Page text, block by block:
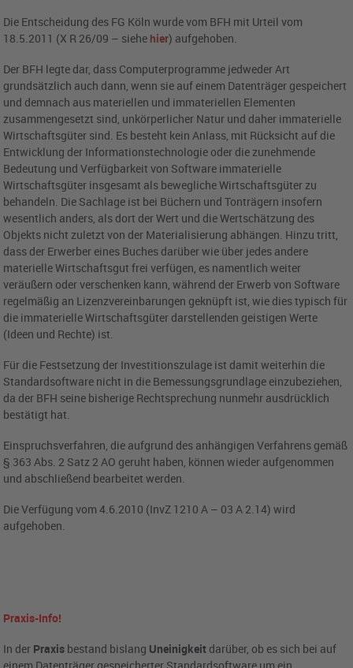
Die Entscheidung des FG Köln wurde vom BFH mit Urteil vom
18.5.2011 (X R 26/09 – siehe hier) aufgehoben.
Der BFH legte dar, dass Computerprogramme jedweder Art
grundsätzlich auch dann, wenn sie auf einem Datenträger gespeichert
und demnach aus materiellen und immateriellen Elementen
zusammengesetzt sind, unkörperlicher Natur und daher immaterielle
Wirtschaftsgüter sind. Es besteht kein Anlass, mit Rücksicht auf die
Entwicklung der Informationstechnologie oder die zunehmende
Bedeutung und Verfügbarkeit von Software immaterielle
Wirtschaftsgüter insgesamt als bewegliche Wirtschaftsgüter zu
behandeln. Die Sachlage ist bei Büchern und Tonträgern insofern
wesentlich anders, als dort der Wert und die Wertschätzung des
Objekts nicht zuletzt von der Materialisierung abhängen. Hinzu tritt,
dass der Erwerber eines Buches darüber wie über jedes andere
materielle Wirtschaftsgut frei verfügen, es namentlich weiter
veräußern oder verschenken kann, während der Erwerb von Software
regelmäßig an Lizenzvereinbarungen geknüpft ist, wie dies typisch für
die immaterielle Wirtschaftsgüter darstellenden geistigen Werte
(Ideen und Rechte) ist.
Für die Festsetzung der Investitionszulage ist damit weiterhin die
Standardsoftware nicht in die Bemessungsgrundlage einzubeziehen,
da der BFH seine bisherige Rechtsprechung nunmehr ausdrücklich
bestätigt hat.
Einspruchsverfahren, die aufgrund des anhängigen Verfahrens gemäß
§ 363 Abs. 2 Satz 2 AO geruht haben, können wieder aufgenommen
und abschließend bearbeitet werden.
Die Verfügung vom 4.6.2010 (InvZ 1210 A – 03 A 2.14) wird
aufgehoben.
Praxis-Info!
In der Praxis bestand bislang Uneinigkeit darüber, ob es sich bei auf